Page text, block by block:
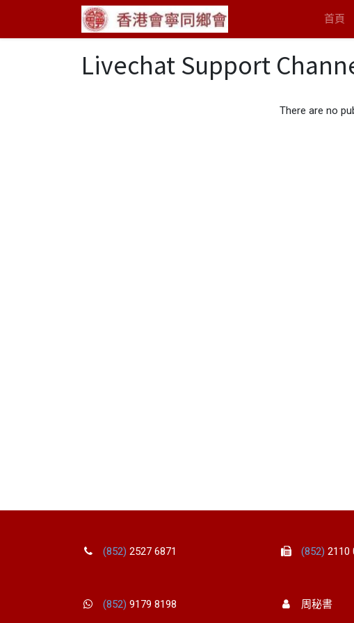
首頁
Livechat Support
There are no
(852)2527 6871 (852)2110
(852)9179 8198 周秘書